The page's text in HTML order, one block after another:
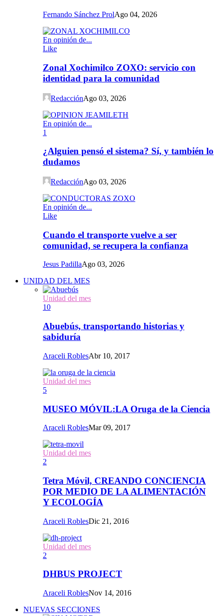
Fernando Sánchez ProlAgo 04, 2026
En opinión de...
Like
Zonal Xochimilco ZOXO: servicio con
identidad para la comunidad
RedacciónAgo 03, 2026
En opinión de...
1
¿Alguien pensó el sistema? Sí, y también lo
dudamos
RedacciónAgo 03, 2026
En opinión de...
Like
Cuando el transporte vuelve a ser
comunidad, se recupera la confianza
Jesus PadillaAgo 03, 2026
UNIDAD DEL MES
Unidad del mes
10
Abuebús, transportando historias y
sabiduría
Araceli RoblesAbr 10, 2017
Unidad del mes
5
MUSEO MÓVIL:LA Oruga de la Ciencia
Araceli RoblesMar 09, 2017
Unidad del mes
2
Tetra Móvil, CREANDO CONCIENCIA
POR MEDIO DE LA ALIMENTACIÓN
Y ECOLOGÍA
Araceli RoblesDic 21, 2016
Unidad del mes
2
DHBUS PROJECT
Araceli RoblesNov 14, 2016
NUEVAS SECCIONES